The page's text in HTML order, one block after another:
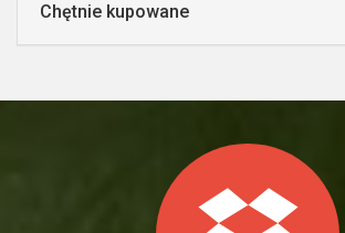
Chętnie kupowane